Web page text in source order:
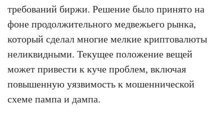
требований биржи. Решение было принято на
фоне продолжительного медвежьего рынка,
который сделал многие мелкие криптовалюты
неликвидными. Текущее положение вещей
может привести к куче проблем, включая
повышенную уязвимость к мошеннической
схеме пампа и дампа.